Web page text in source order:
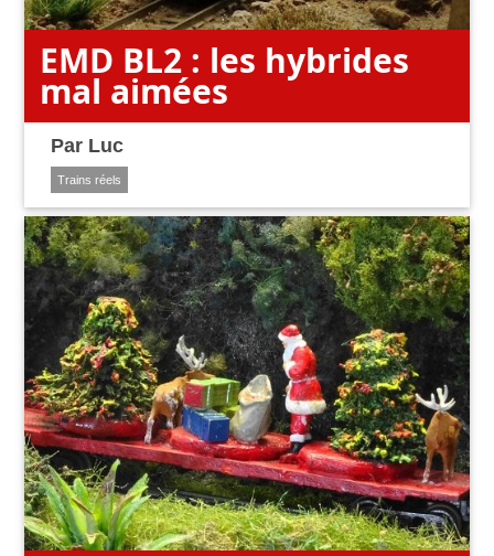
EMD BL2 : les hybrides
mal aimées
Par Luc
Trains réels